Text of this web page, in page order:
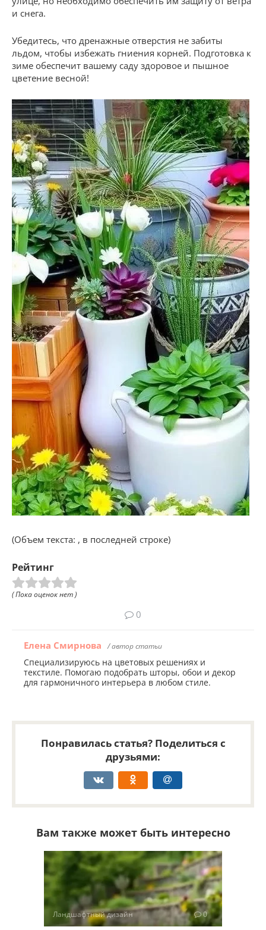
и снега.
Убедитесь, что дренажные отверстия не забиты
льдом, чтобы избежать гниения корней. Подготовка к
зиме обеспечит вашему саду здоровое и пышное
цветение весной!
(Объем текста: , в последней строке)
Рейтинг
( Пока оценок нет )
0
Елена Смирнова / автор статьи
Специализируюсь на цветовых решениях и
текстиле. Помогаю подобрать шторы, обои и декор
для гармоничного интерьера в любом стиле.
Понравилась статья? Поделиться с
друзьями:
Вам также может быть интересно
Ландшафтный дизайн 0